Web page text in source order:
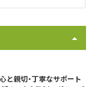
と親切・丁寧なサポート